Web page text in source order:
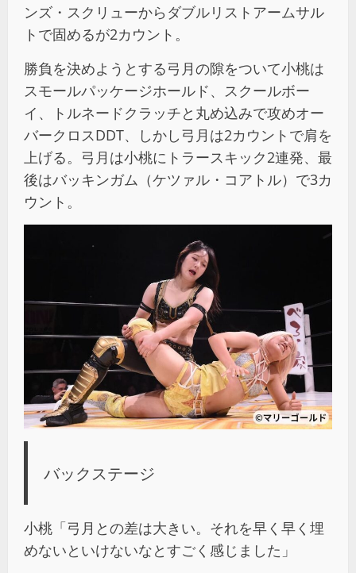
ンズ・スクリューからダブルリストアームサル
トで固めるが2カウント。
勝負を決めようとする弓月の隙をついて小桃は
スモールパッケージホールド、スクールボー
イ、トルネードクラッチと丸め込みで攻めオー
バークロスDDT、しかし弓月は2カウントで肩を
上げる。弓月は小桃にトラースキック2連発、最
後はバッキンガム（ケツァル・コアトル）で3カ
ウント。
バックステージ
小桃「弓月との差は大きい。それを早く早く埋
めないといけないなとすごく感じました」